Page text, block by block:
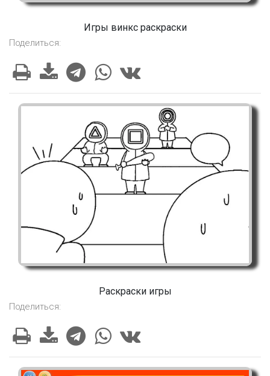
Игры винкс раскраски
Поделиться:
Раскраски игры
Поделиться: